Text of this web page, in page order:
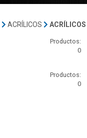
ACRÍLICOS ACRÍLICOS
Productos:
0
Productos:
0